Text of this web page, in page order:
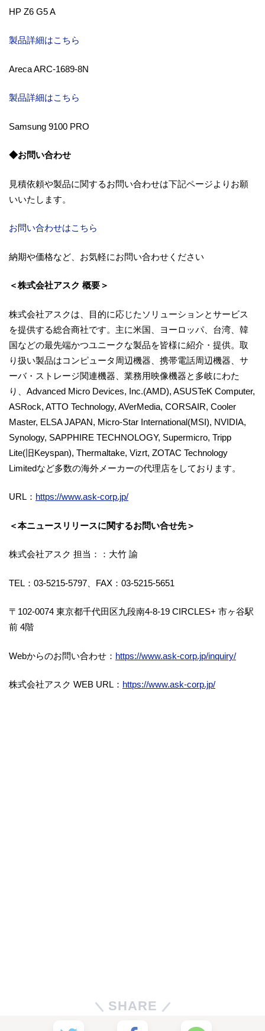
HP Z6 G5 A
製品詳細はこちら
Areca ARC-1689-8N
製品詳細はこちら
Samsung 9100 PRO
◆お問い合わせ
見積依頼や製品に関するお問い合わせは下記ページよりお願
いいたします。
お問い合わせはこちら
納期や価格など、お気軽にお問い合わせください
＜株式会社アスク 概要＞
株式会社アスクは、目的に応じたソリューションとサービス
を提供する総合商社です。主に米国、ヨーロッパ、台湾、韓
国などの最先端かつユニークな製品を皆様に紹介・提供。取
り扱い製品はコンピュータ周辺機器、携帯電話周辺機器、サ
ーバ・ストレージ関連機器、業務用映像機器と多岐にわた
り、Advanced Micro Devices, Inc.(AMD), ASUSTeK Computer,
ASRock, ATTO Technology, AVerMedia, CORSAIR, Cooler
Master, ELSA JAPAN, Micro-Star International(MSI), NVIDIA,
Synology, SAPPHIRE TECHNOLOGY, Supermicro, Tripp
Lite(旧Keyspan), Thermaltake, Vizrt, ZOTAC Technology
Limitedなど多数の海外メーカーの代理店をしております。
URL： https://www.ask-corp.jp/
＜本ニュースリリースに関するお問い合せ先＞
株式会社アスク 担当：：大竹 諭
TEL：03-5215-5797、FAX：03-5215-5651
〒102-0074 東京都千代田区九段南4-8-19 CIRCLES+ 市ヶ谷駅
前 4階
Webからのお問い合わせ： https://www.ask-corp.jp/inquiry/
株式会社アスク WEB URL： https://www.ask-corp.jp/
SHARE